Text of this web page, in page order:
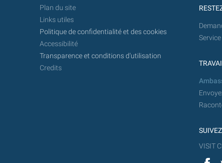
Plan du site
Links utiles
Politique de confidentialité et des cookies
Accessibilité
Transparence et conditions d'utilisation
Credits
VISIT